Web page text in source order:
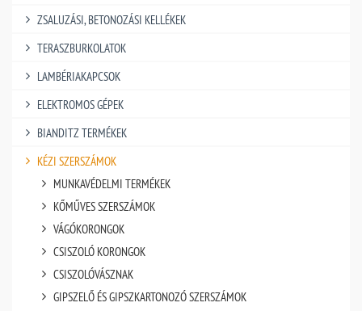
ZSALUZÁSI, BETONOZÁSI KELLÉKEK
TERASZBURKOLATOK
LAMBÉRIAKAPCSOK
ELEKTROMOS GÉPEK
BIANDITZ TERMÉKEK
KÉZI SZERSZÁMOK
MUNKAVÉDELMI TERMÉKEK
KŐMŰVES SZERSZÁMOK
VÁGÓKORONGOK
CSISZOLÓ KORONGOK
CSISZOLÓVÁSZNAK
GIPSZELŐ ÉS GIPSZKARTONOZÓ SZERSZÁMOK